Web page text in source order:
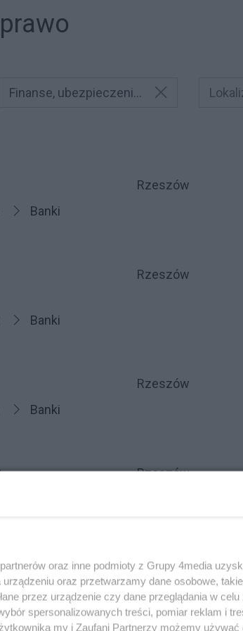
Finanse, ubezpieczenia,
Banki
Rzeszów
Banki
Rzeszów
Banki
Rzeszów
Rzeszów
Banki
Rzeszów
oraz inne podmioty z Grupy 4media
oraz przetwarzamy dane osobowe,
przez urządzenie czy dane przeglądania w celu
spersonalizowanych treści, pomiar reklam i
my i Zaufani Partnerzy możemy używać